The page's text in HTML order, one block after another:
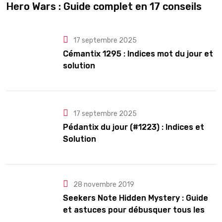
Hero Wars : Guide complet en 17 conseils
17 septembre 2025
Cémantix 1295 : Indices mot du jour et
solution
17 septembre 2025
Pédantix du jour (#1223) : Indices et
Solution
28 novembre 2019
Seekers Note Hidden Mystery : Guide
et astuces pour débusquer tous les